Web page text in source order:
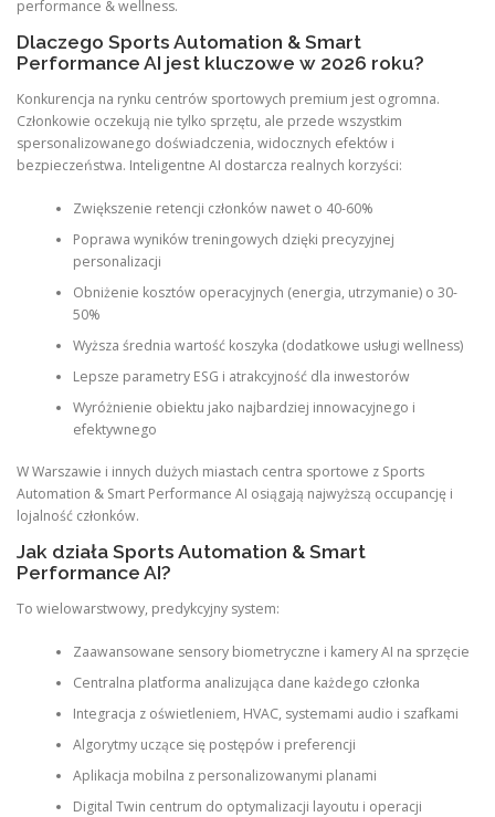
performance & wellness.
Dlaczego Sports Automation & Smart
Performance AI jest kluczowe w 2026 roku?
Konkurencja na rynku centrów sportowych premium jest ogromna.
Członkowie oczekują nie tylko sprzętu, ale przede wszystkim
spersonalizowanego doświadczenia, widocznych efektów i
bezpieczeństwa. Inteligentne AI dostarcza realnych korzyści:
Zwiększenie retencji członków nawet o 40-60%
Poprawa wyników treningowych dzięki precyzyjnej
personalizacji
Obniżenie kosztów operacyjnych (energia, utrzymanie) o 30-
50%
Wyższa średnia wartość koszyka (dodatkowe usługi wellness)
Lepsze parametry ESG i atrakcyjność dla inwestorów
Wyróżnienie obiektu jako najbardziej innowacyjnego i
efektywnego
W Warszawie i innych dużych miastach centra sportowe z Sports
Automation & Smart Performance AI osiągają najwyższą occupancję i
lojalność członków.
Jak działa Sports Automation & Smart
Performance AI?
To wielowarstwowy, predykcyjny system:
Zaawansowane sensory biometryczne i kamery AI na sprzęcie
Centralna platforma analizująca dane każdego członka
Integracja z oświetleniem, HVAC, systemami audio i szafkami
Algorytmy uczące się postępów i preferencji
Aplikacja mobilna z personalizowanymi planami
Digital Twin centrum do optymalizacji layoutu i operacji